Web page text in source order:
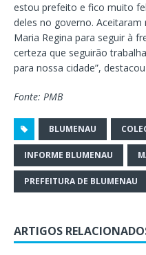
estou prefeito e fico muito
deles no governo.
Maria Regina para seguir à
certeza que seguirão
para nossa cidade”,
Fonte: PMB
BLUMENAU
INFORME BLUMENAU
PREFEITURA DE BLUMENAU
ARTIGOS